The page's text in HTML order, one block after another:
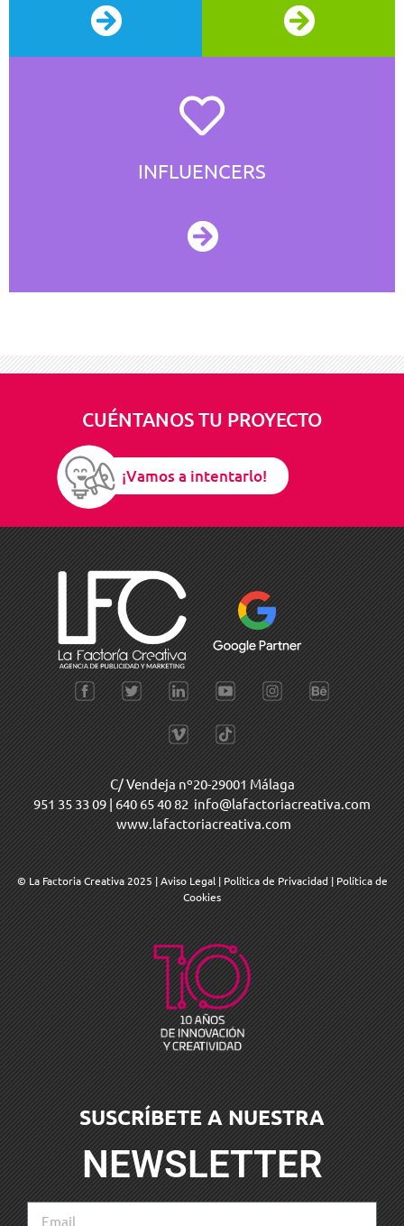
INFLUENCERS
CUÉNTANOS TU PROYECTO
¡Vamos a intentarlo!
C/ Vendeja nº20-29001 Málaga
951 35 33 09 | 640 65 40 82 info@lafactoriacreativa.com
www.lafactoriacreativa.com
© La Factoria Creativa 2025 |Aviso Legal | Política de Privacidad | Política de
Cookies
SUSCRÍBETE A NUESTRA
NEWSLETTER